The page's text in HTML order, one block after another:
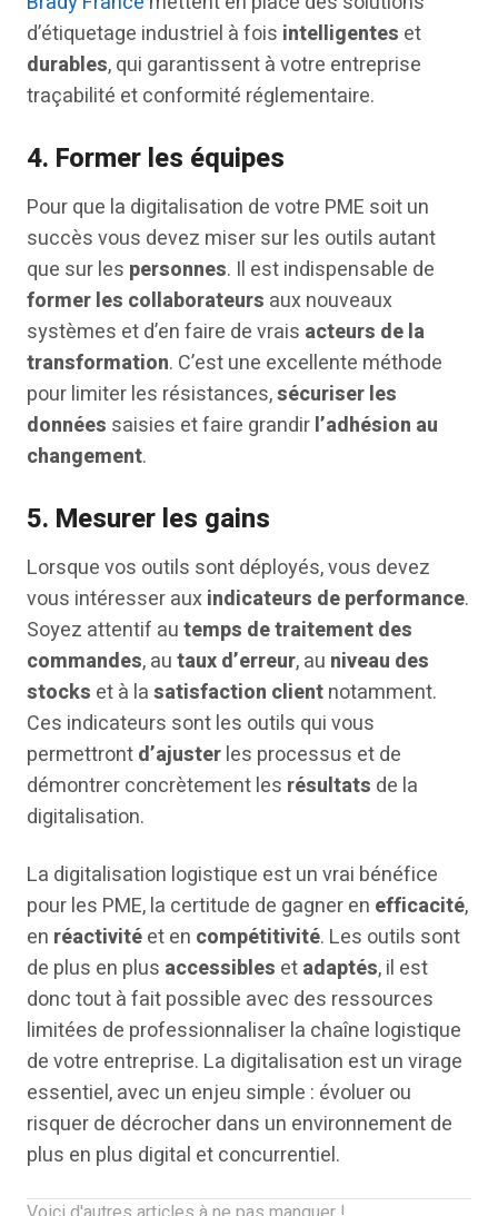
d’étiquetage industriel à fois intelligentes et
durables, qui garantissent à votre entreprise
traçabilité et conformité réglementaire.
4. Former les équipes
Pour que la digitalisation de votre PME soit un
succès vous devez miser sur les outils autant
que sur les personnes. Il est indispensable de
former les collaborateurs aux nouveaux
systèmes et d’en faire de vrais acteurs de la
transformation. C’est une excellente méthode
pour limiter les résistances,sécuriser les
données saisies et faire grandirl’adhésion au
changement.
5. Mesurer les gains
Lorsque vos outils sont déployés, vous devez
vous intéresser auxindicateurs de performance.
Soyez attentif autemps de traitement des
commandes, autaux d’erreur, au niveau des
stocks et à lasatisfaction clientnotamment.
Ces indicateurs sont les outils qui vous
permettrontd’ajusterles processus et de
démontrer concrètement les résultats de la
digitalisation.
La digitalisation logistique est un vrai bénéfice
pour les PME, la certitude de gagner en efficacité,
en réactivitéet en compétitivité. Les outils sont
de plus en plus accessibles etadaptés, il est
donc tout à fait possible avec des ressources
limitées de professionnaliser la chaîne logistique
de votre entreprise. La digitalisation est un virage
essentiel, avec un enjeu simple : évoluer ou
risquer de décrocher dans un environnement de
plus en plus digital et concurrentiel.